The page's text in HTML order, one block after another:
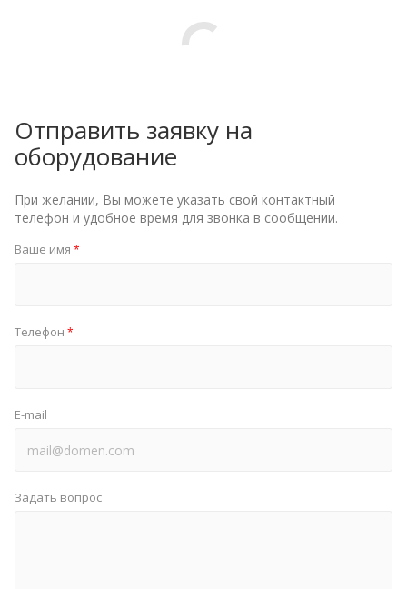
Отправить заявку на
оборудование
При желании, Вы можете указать свой контактный
телефон и удобное время для звонка в сообщении.
Ваше имя *
Телефон *
E-mail
Задать вопрос